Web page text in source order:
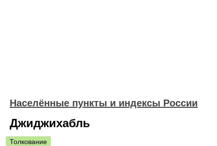
Населённые пункты и индексы России
Джиджихабль
Толкование